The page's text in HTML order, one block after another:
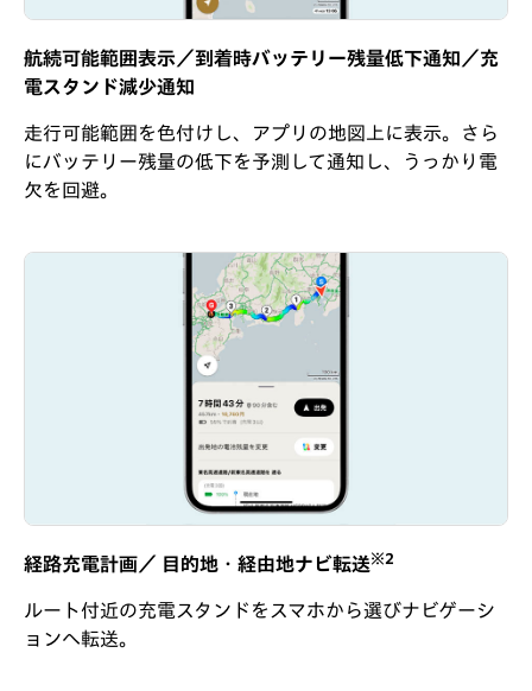
航続可能範囲表示／到着時バッテリー残量低下通知／充
電スタンド減少通知
走行可能範囲を色付けし、アプリの地図上に表示。さら
にバッテリー残量の低下を予測して通知し、うっかり電
欠を回避。
経路充電計画／ 目的地・経由地ナビ転送※2
ルート付近の充電スタンドをスマホから選びナビゲーシ
ョンへ転送。